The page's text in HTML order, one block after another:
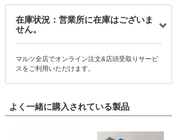
在庫状況：営業所に在庫はございま
せん。
マルツ全店でオンライン注文&店頭受取りサービ
スをご利用いただけます。
よく一緒に購入されている製品